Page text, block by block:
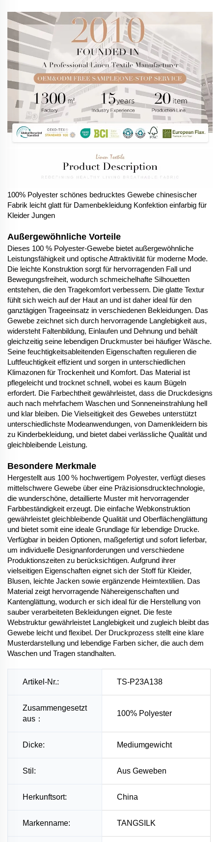
100% Polyester schönes bedrucktes Gewebe chinesischer
Fabrik leicht glatt für Damenbekleidung Konfektion einfarbig für
Kleider Jungen
Außergewöhnliche Vorteile
Dieses 100 % Polyester-Gewebe bietet außergewöhnliche
Leistungsfähigkeit und optische Attraktivität für moderne Mode.
Die leichte Konstruktion sorgt für hervorragenden Fall und
Bewegungsfreiheit, wodurch schmeichelhafte Silhouetten
entstehen, die den Tragekomfort verbessern. Die glatte Textur
fühlt sich weich auf der Haut an und ist daher ideal für den
ganztägigen Trageeinsatz in verschiedenen Bekleidungen. Das
Gewebe zeichnet sich durch hervorragende Langlebigkeit aus,
widersteht Faltenbildung, Einlaufen und Dehnung und behält
gleichzeitig seine lebendigen Druckmuster bei häufiger Wäsche.
Seine feuchtigkeitsableitenden Eigenschaften regulieren die
Luftfeuchtigkeit effizient und sorgen in unterschiedlichen
Klimazonen für Trockenheit und Komfort. Das Material ist
pflegeleicht und trocknet schnell, wobei es kaum Bügeln
erfordert. Die Farbechtheit gewährleistet, dass die Druckdesigns
auch nach mehrfachem Waschen und Sonneneinstrahlung hell
und klar bleiben. Die Vielseitigkeit des Gewebes unterstützt
unterschiedlichste Modeanwendungen, von Damenkleidern bis
zu Kinderbekleidung, und bietet dabei verlässliche Qualität und
gleichbleibende Leistung.
Besondere Merkmale
Hergestellt aus 100 % hochwertigem Polyester, verfügt dieses
mittelschwere Gewebe über eine Präzisionsdrucktechnologie,
die wunderschöne, detaillierte Muster mit hervorragender
Farbbeständigkeit erzeugt. Die einfache Webkonstruktion
gewährleistet gleichbleibende Qualität und Oberflächenglättung
und bietet somit eine ideale Grundlage für lebendige Drucke.
Verfügbar in beiden Optionen, maßgefertigt und sofort lieferbar,
um individuelle Designanforderungen und verschiedene
Produktionszeiten zu berücksichtigen. Aufgrund ihrer
vielseitigen Eigenschaften eignet sich der Stoff für Kleider,
Blusen, leichte Jacken sowie ergänzende Heimtextilien. Das
Material zeigt hervorragende Nähereigenschaften und
Kantenglättung, wodurch er sich ideal für die Herstellung von
sauber verarbeiteten Bekleidungen eignet. Die feste
Webstruktur gewährleistet Langlebigkeit und zugleich bleibt das
Gewebe leicht und flexibel. Der Druckprozess stellt eine klare
Musterdarstellung und lebendige Farben sicher, die auch dem
Waschen und Tragen standhalten.
Artikel-Nr.: TS-P23A138
Zusammengesetzt
aus：
100% Polyester
Dicke: Mediumgewicht
Stil: Aus Geweben
Herkunftsort: China
Markenname: TANGSILK